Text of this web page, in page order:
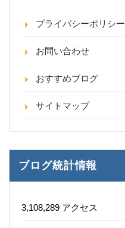
プライバシーポリシー
お問い合わせ
おすすめブログ
サイトマップ
ブログ統計情報
3,108,289 アクセス